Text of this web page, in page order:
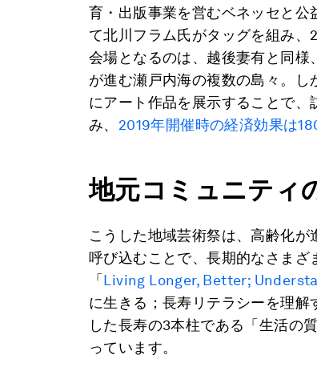
育・出版事業を営むベネッセと公
て北川フラム氏がタッグを組み、
会場となるのは、越後妻有と同
が進む瀬戸内海の複数の島々。し
にアート作品を展示することで
み、 2019年開催時の経済効果は
地元コミュニティ
こうした地域芸術祭は、高齢化
呼び込むことで、長期的なさま
「 Living Longer, Better;
に生きる；長寿リテラシーを理
した長寿の3本柱である「生活の
っています。